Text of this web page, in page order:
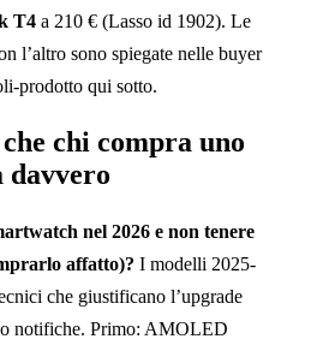
T4 a 210 € (Lasso id 1902). Le
l’altro sono spiegate nelle buyer
prodotto qui sotto.
chi compra uno
davvero
nel 2026 e non tenere
affatto)? I modelli 2025-
che giustificano l’upgrade
o notifiche. Primo: AMOLED